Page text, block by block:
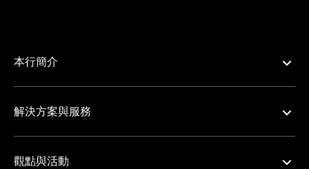
本行簡介
解決方案與服務
觀點與活動